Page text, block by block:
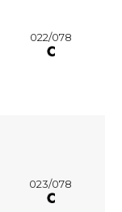
022/078
023/078